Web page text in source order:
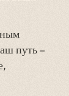
путь –